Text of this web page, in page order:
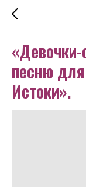
песню
Истоки».